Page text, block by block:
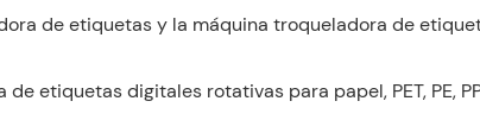
de etiquetas y la máquina troqueladora de
etiquetas digitales rotativas para papel, PET, PE,